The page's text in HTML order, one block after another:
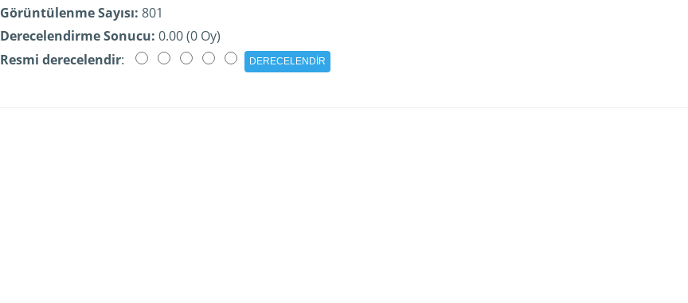
Görüntülenme Sayısı: 801
Derecelendirme Sonucu: 0.00 (0 Oy)
Resmi derecelendir: